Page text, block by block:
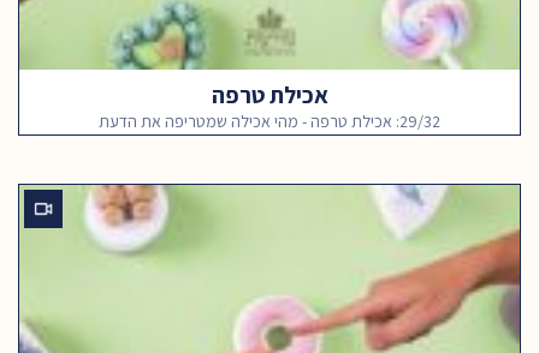
אכילת טרפה
29/32: אכילת טרפה - מהי אכילה שמטריפה את הדעת